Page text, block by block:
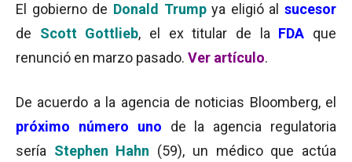
El gobierno de Donald Trumpya eligió al sucesor
de Scott Gottlieb, el ex titular de la FDA que
renunció en marzo pasado. Ver artículo.
De acuerdo a la agencia de noticias Bloomberg, el
próximo número uno de la agencia regulatoria
sería Stephen Hahn (59), un médico que actúa